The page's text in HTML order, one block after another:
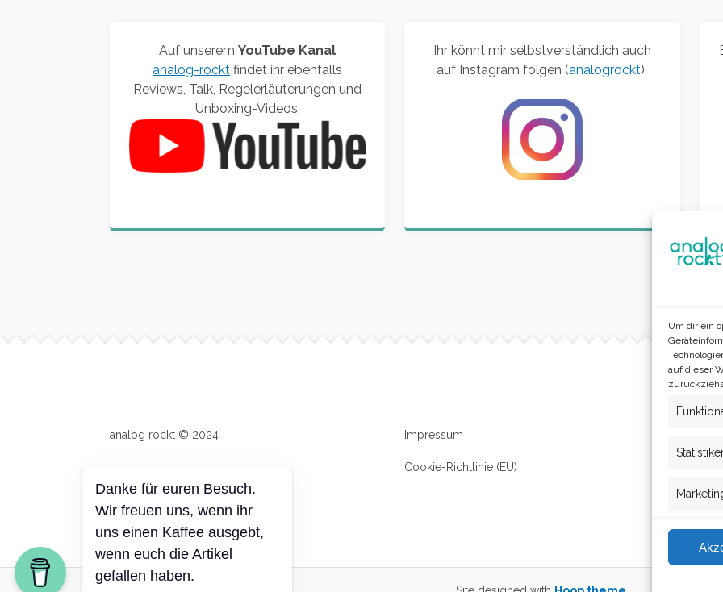
Um dir ein
auf dieser
Auf unseremYouTube Kanal
analog-rockt findet ihr ebenfalls
Reviews, Talk, Regelerläuterungen und
Unboxing-Videos.
Ihr könnt mir selbstverständlich auch
auf Instagram folgen (analogrockt).
Site info
analog rockt © 2024 Impressum
Cookie-Richtlinie (EU)
Danke für euren Besuch.
Wir freuen uns, wenn ihr
uns einen Kaffee ausgebt,
wenn euch die Artikel
gefallen haben.